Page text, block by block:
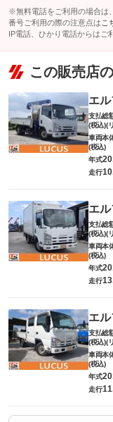
※無料電話をご利用の場合は
番号ご利用の際の注意点は こ
IP電話、ひかり電話からはご
この販売店
エ
支払総
(税込)(
車両本
(税込)
年式
走行
エ
支払総
(税込)(
車両本
(税込)
年式
走行
エ
支払総
(税込)(
車両本
(税込)
年式
走行